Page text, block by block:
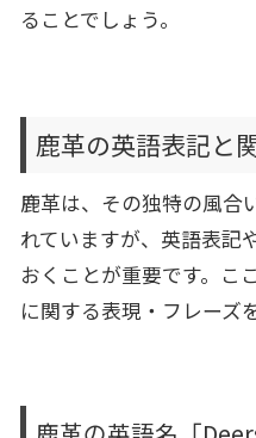
ることでしょう。
鹿革の英語表記と
鹿革は、その独特の風合
れていますが、英語表記
おくことが重要です。こ
に関する表現・フレーズ